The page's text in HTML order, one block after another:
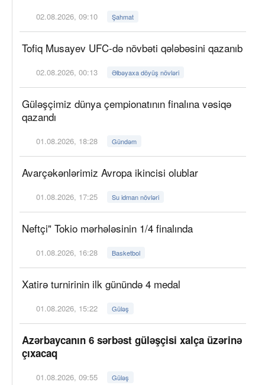
02.08.2026, 09:10 Şahmat
Tofiq Musayev UFC-də növbəti qələbəsini qazanıb
02.08.2026, 00:13 Əlbəyaxa döyüş növləri
Güləşçimiz dünya çempionatının finalına vəsiqə
qazandı
01.08.2026, 18:28 Gündəm
Avarçəkənlərimiz Avropa ikincisi olublar
01.08.2026, 17:25 Su idman növləri
Neftçi" Tokio mərhələsinin 1/4 finalında
01.08.2026, 16:28 Basketbol
Xatirə turnirinin ilk günündə 4 medal
01.08.2026, 15:22 Güləş
Azərbaycanın 6 sərbəst güləşçisi xalça üzərinə
çıxacaq
01.08.2026, 09:55 Güləş